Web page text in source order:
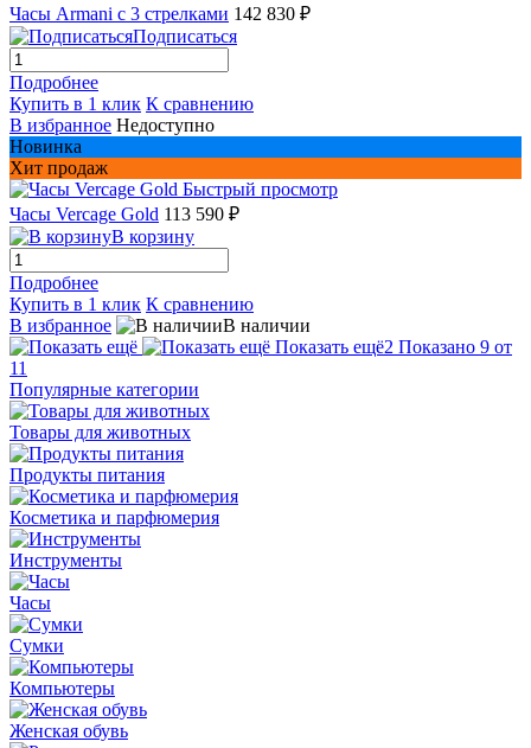
Часы Armani с 3 стрелками 142 830 ₽
Подписаться
Подробнее
Купить в 1 клик К сравнению
В избранное Недоступно
Новинка
Хит продаж
Быстрый просмотр
Часы Vercage Gold 113 590 ₽
В корзину
Подробнее
Купить в 1 клик К сравнению
В избранное
В наличии
Показать ещё2 Показано 9 от
11
Популярные категории
Товары для животных
Продукты питания
Косметика и парфюмерия
Инструменты
Часы
Сумки
Компьютеры
Женская обувь